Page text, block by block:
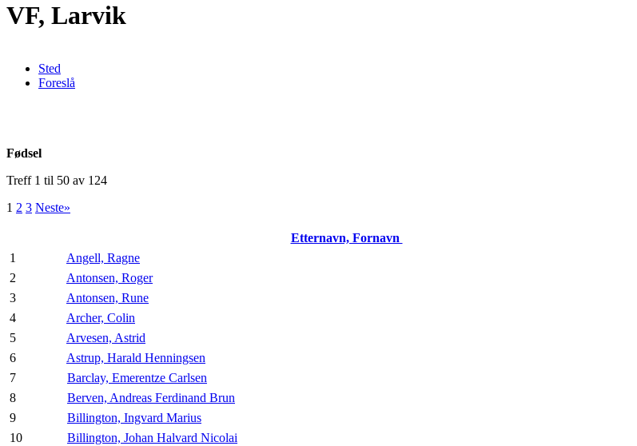
VF, Larvik
Sted
Foreslå
Fødsel
Treff 1 til 50 av 124
1 2 3 Neste»
Etternavn, Fornavn
1
Angell, Ragne
2
Antonsen, Roger
3
Antonsen, Rune
4
Archer, Colin
5
Arvesen, Astrid
6
Astrup, Harald Henningsen
7
Barclay, Emerentze Carlsen
8
Berven, Andreas Ferdinand Brun
9
Billington, Ingvard Marius
10
Billington, Johan Halvard Nicolai